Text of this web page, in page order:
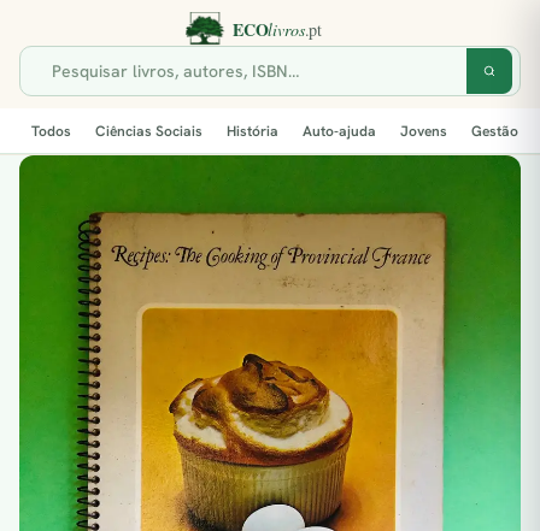
Todos Ciências Sociais História Auto-ajuda Jovens Gestão